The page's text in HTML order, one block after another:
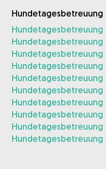
Hundetagesbetreuung
Hundetagesbetreuung
Hundetagesbetreuung
Hundetagesbetreuung
Hundetagesbetreuung
Hundetagesbetreuung
Hundetagesbetreuung
Hundetagesbetreuung
Hundetagesbetreuung
Hundetagesbetreuung
Hundetagesbetreuung